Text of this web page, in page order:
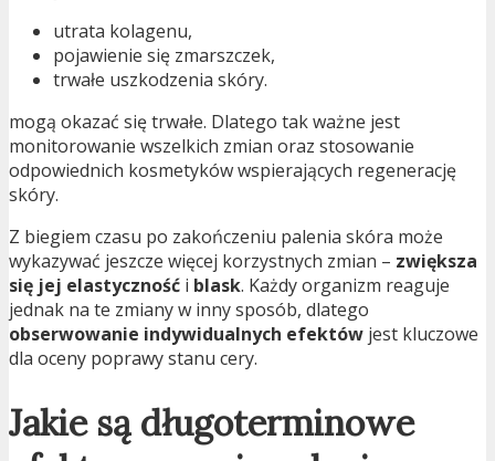
utrata kolagenu,
pojawienie się zmarszczek,
trwałe uszkodzenia skóry.
mogą okazać się trwałe. Dlatego tak ważne jest
monitorowanie wszelkich zmian oraz stosowanie
odpowiednich kosmetyków wspierających regenerację
skóry.
Z biegiem czasu po zakończeniu palenia skóra może
wykazywać jeszcze więcej korzystnych zmian – zwiększa
się jej elastyczność i blask. Każdy organizm reaguje
jednak na te zmiany w inny sposób, dlatego
obserwowanie indywidualnych efektów jest kluczowe
dla oceny poprawy stanu cery.
Jakie są długoterminowe